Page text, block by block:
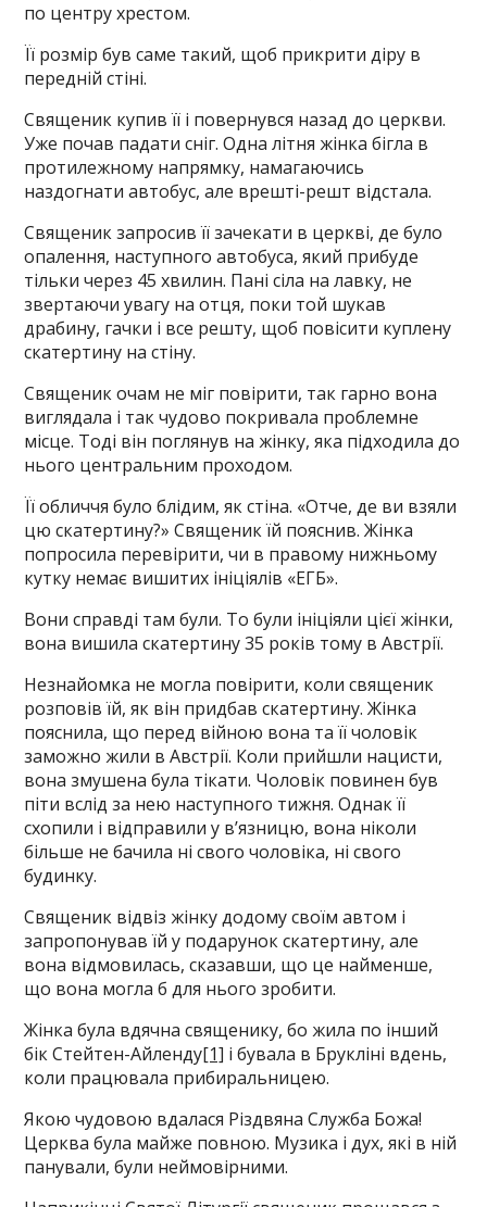
по центру хрестом.
Її розмір був саме такий, щоб прикрити діру в
передній стіні.
Священик купив її і повернувся назад до церкви.
Уже почав падати сніг. Одна літня жінка бігла в
протилежному напрямку, намагаючись
наздогнати автобус, але врешті-решт відстала.
Священик запросив її зачекати в церкві, де було
опалення, наступного автобуса, який прибуде
тільки через 45 хвилин. Пані сіла на лавку, не
звертаючи увагу на отця, поки той шукав
драбину, гачки і все решту, щоб повісити куплену
скатертину на стіну.
Священик очам не міг повірити, так гарно вона
виглядала і так чудово покривала проблемне
місце. Тоді він поглянув на жінку, яка підходила до
нього центральним проходом.
Її обличчя було блідим, як стіна. «Отче, де ви взяли
цю скатертину?» Священик їй пояснив. Жінка
попросила перевірити, чи в правому нижньому
кутку немає вишитих ініціялів «ЕГБ».
Вони справді там були. То були ініціяли цієї жінки,
вона вишила скатертину 35 років тому в Австрії.
Незнайомка не могла повірити, коли священик
розповів їй, як він придбав скатертину. Жінка
пояснила, що перед війною вона та її чоловік
заможно жили в Австрії. Коли прийшли нацисти,
вона змушена була тікати. Чоловік повинен був
піти вслід за нею наступного тижня. Однак її
схопили і відправили у в’язницю, вона ніколи
більше не бачила ні свого чоловіка, ні свого
будинку.
Священик відвіз жінку додому своїм автом і
запропонував їй у подарунок скатертину, але
вона відмовилась, сказавши, що це найменше,
що вона могла б для нього зробити.
Жінка була вдячна священику, бо жила по інший
бік Стейтен-Айленду[1] і бувала в Брукліні вдень,
коли працювала прибиральницею.
Якою чудовою вдалася Різдвяна Служба Божа!
Церква була майже повною. Музика і дух, які в ній
панували, були неймовірними.